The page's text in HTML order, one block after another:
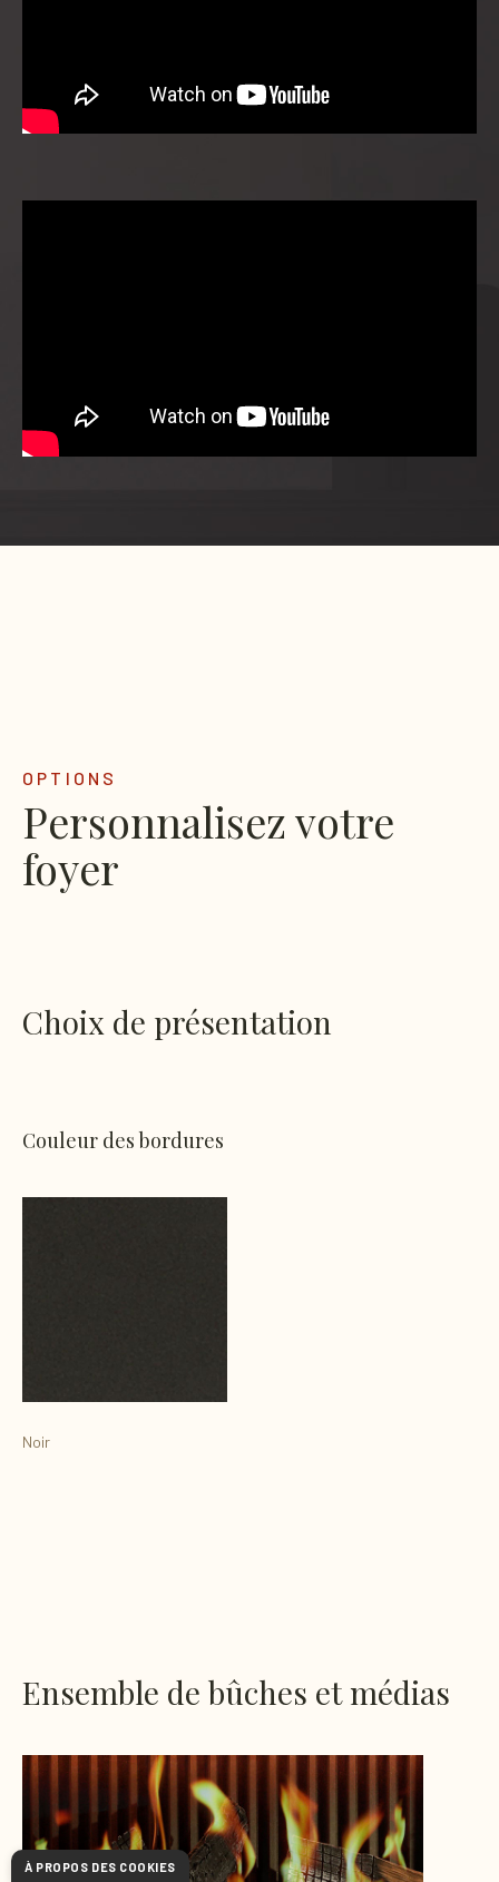
OPTIONS
Personnalisez votre
foyer
Choix de présentation
Couleur des bordures
Noir
Ensemble de bûches et médias
À PROPOS DES COOKIES